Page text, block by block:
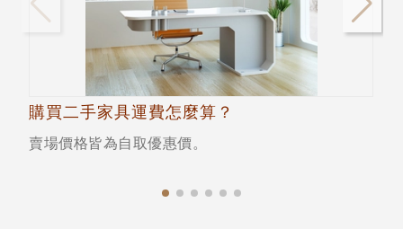
購買二手家具運費怎麼算？
賣場價格皆為自取優惠價。